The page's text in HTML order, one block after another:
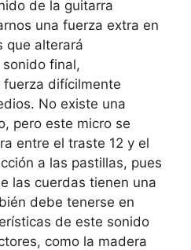
de la guitarra
una fuerza extra en
que alterará
final,
fuerza difícilmente
No existe una
pero este micro se
entre el traste 12 y el
a las pastillas, pues
las cuerdas tienen una
debe tenerse en
de este sonido
como la madera